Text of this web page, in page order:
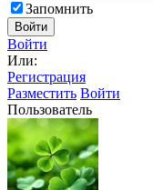
Запомнить
Войти
Войти
Или:
Регистрация
Разместить Войти
Пользователь